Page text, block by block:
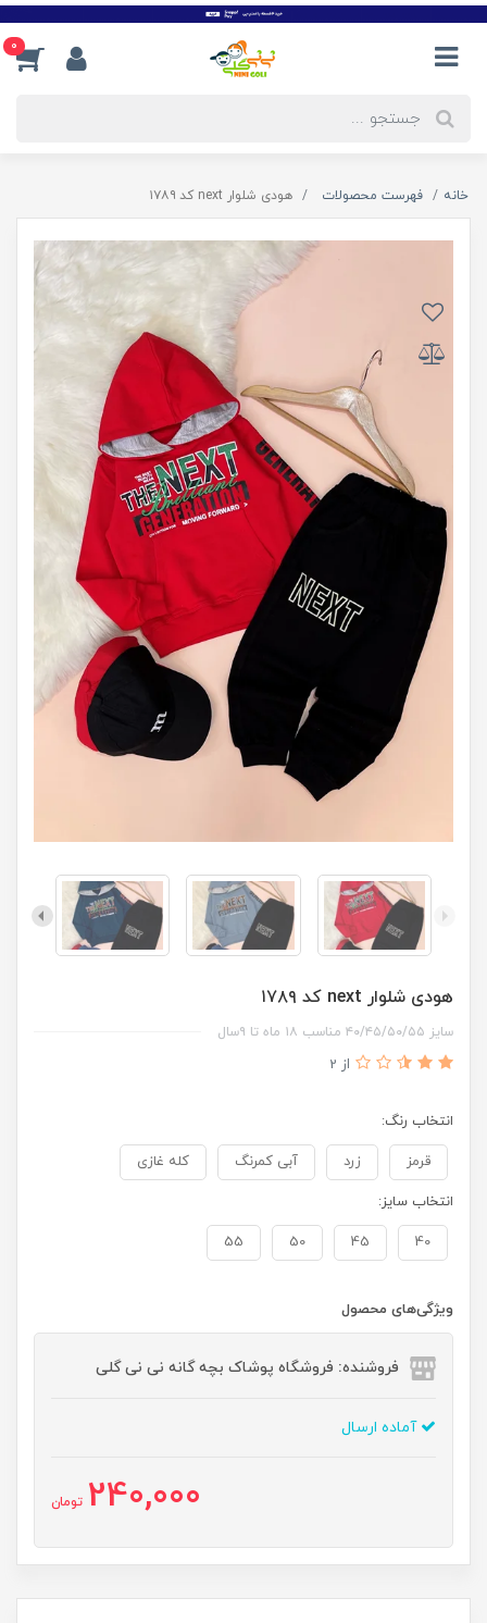
0
خانه فهرست محصولات هودی شلوار next کد ۱۷۸۹
هودی شلوار next کد ۱۷۸۹
سایز ۴۰/۴۵/۵۰/۵۵ مناسب ۱۸ ماه تا ۹سال
از 2
انتخاب رنگ:
قرمز زرد آبی کمرنگ کله غازی
انتخاب سایز:
40
45
50
55
ویژگی‌های محصول
فروشنده: فروشگاه پوشاک بچه گانه نی نی گلی
آماده ارسال
240,000 تومان